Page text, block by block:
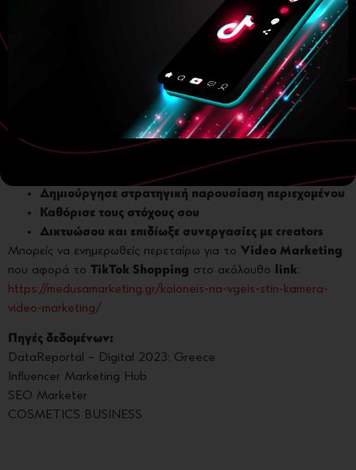
5 απαραίτητα βήματα προετοιμασίας:
Χτίσε την παρουσία σου στο TikTok από τώρα
Ενημερώσου σωστά για τις δυνατότητες που
Δημιούργησε στρατηγική παρουσίαση περιεχομένου
Καθόρισε τους στόχους σου
Δικτυώσου και επιδίωξε συνεργασίες με creators
Μπορείς να ενημερωθείς περεταίρω για το Video Marketing
που αφορά το TikTok Shopping στο ακόλουθο link:
https://medusamarketing.gr/koloneis-na-vgeis-stin-kamera-
video-marketing/
Πηγές δεδομένων:
DataReportal – Digital 2023: Greece
Influencer Marketing Hub
SEO Marketer
COSMETICS BUSINESS